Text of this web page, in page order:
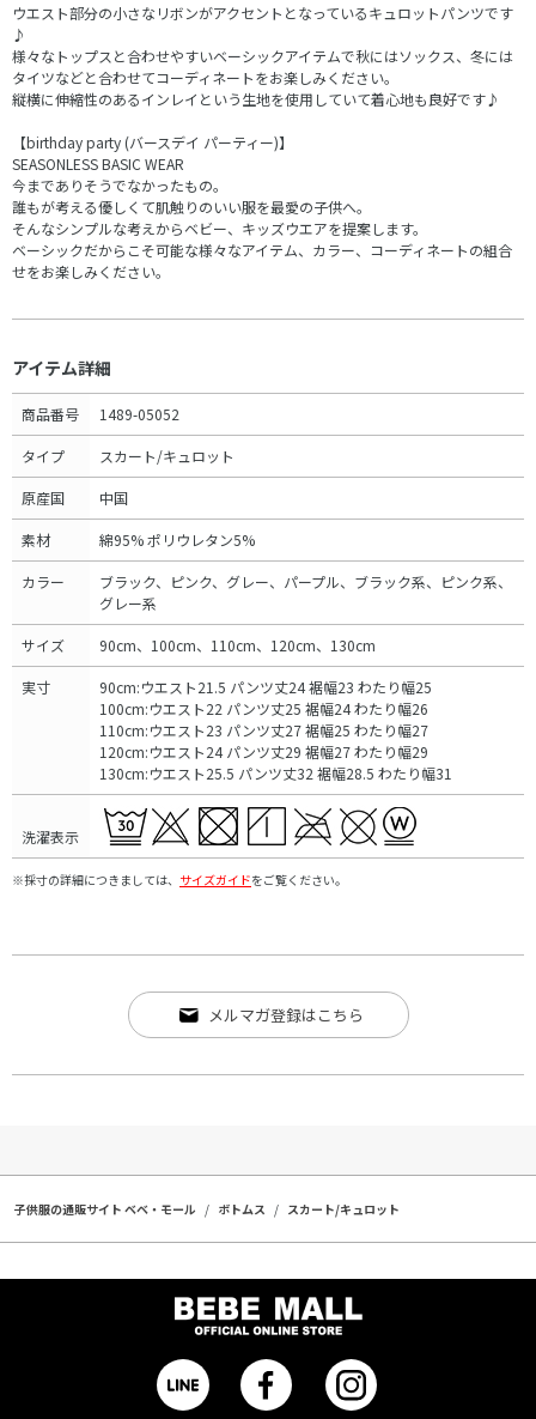
ウエスト部分の小さなリボンがアクセントとなっているキュロットパンツです
♪
様々なトップスと合わせやすいベーシックアイテムで秋にはソックス、冬には
タイツなどと合わせてコーディネートをお楽しみください。
縦横に伸縮性のあるインレイという生地を使用していて着心地も良好です♪
【birthday party (バースデイ パーティー)】
SEASONLESS BASIC WEAR
今までありそうでなかったもの。
誰もが考える優しくて肌触りのいい服を最愛の子供へ。
そんなシンプルな考えからベビー、キッズウエアを提案します。
ベーシックだからこそ可能な様々なアイテム、カラー、コーディネートの組合
せをお楽しみください。
アイテム詳細
商品番号 1489-05052
タイプ スカート/キュロット
原産国 中国
素材 綿95% ポリウレタン5%
カラー
ブラック、ピンク、グレー、パープル、ブラック系、ピンク系、
グレー系
サイズ 90cm、100cm、110cm、120cm、130cm
実寸
90cm:ウエスト21.5 パンツ丈24 裾幅23 わたり幅25
100cm:ウエスト22 パンツ丈25 裾幅24 わたり幅26
110cm:ウエスト23 パンツ丈27 裾幅25 わたり幅27
120cm:ウエスト24 パンツ丈29 裾幅27 わたり幅29
130cm:ウエスト25.5 パンツ丈32 裾幅28.5 わたり幅31
洗濯表示
※採寸の詳細につきましては、 サイズガイドをご覧ください。
メルマガ登録はこちら
子供服の通販サイト ベベ・モール ボトムス スカート/キュロット